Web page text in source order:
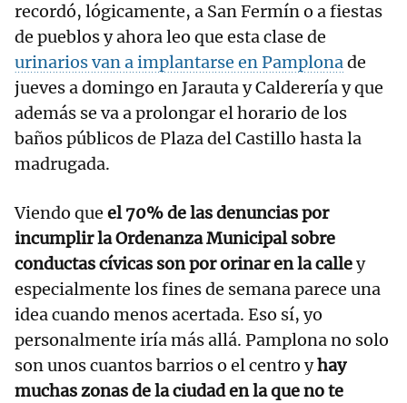
recordó, lógicamente, a San Fermín o a fiestas
de pueblos y ahora leo que esta clase de
urinarios van a implantarse en Pamplonade
jueves a domingo en Jarauta y Calderería y que
además se va a prolongar el horario de los
baños públicos de Plaza del Castillo hasta la
madrugada.
Viendo que el 70% de las denuncias por
incumplir la Ordenanza Municipal sobre
conductas cívicas son por orinar en la calley
especialmente los fines de semana parece una
idea cuando menos acertada. Eso sí, yo
personalmente iría más allá. Pamplona no solo
son unos cuantos barrios o el centro yhay
muchas zonas de la ciudad en la que no te